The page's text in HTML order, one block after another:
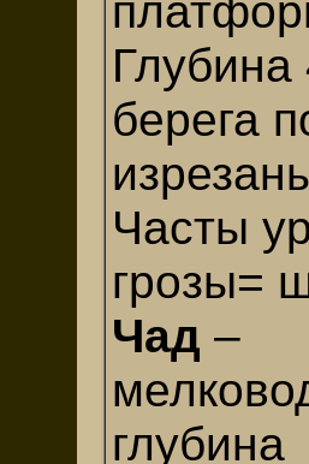
берега
Часты
грозы=
Чад –